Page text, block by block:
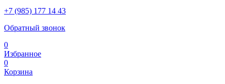
+7 (985) 177 14 43
Обратный звонок
0
Избранное
0
Корзина